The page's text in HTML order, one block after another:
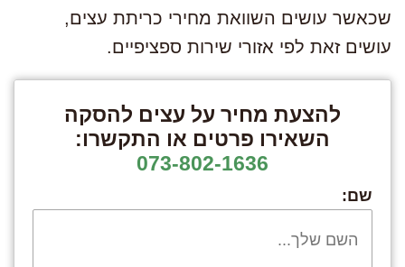
שכאשר עושים השוואת מחירי כריתת עצים,
עושים זאת לפי אזורי שירות ספציפיים.
להצעת מחיר על עצים להסקה
השאירו פרטים או התקשרו:
073-802-1636
שם: